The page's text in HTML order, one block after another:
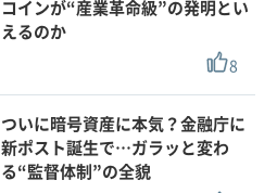
コインが“産業革命級”の発明とい
えるのか
8
ついに暗号資産に本気？金融庁に
新ポスト誕生で…ガラッと変わ
る“監督体制”の全貌